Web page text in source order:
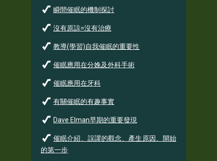
瞬間催眠的機制探討
沒有原諒=沒有治療
教導(學習)自我催眠的重要性
催眠應用在分娩及外科手術
催眠應用在牙科
有關催眠的有趣事實
Dave Elman早期的重要發現
催眠介紹、誤謬的觀念、產生原因、開始
的第一步